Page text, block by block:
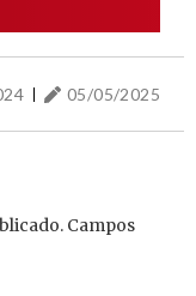
05/05/2025
Campos